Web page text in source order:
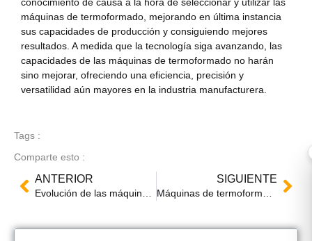
conocimiento de causa a la hora de seleccionar y utilizar las
máquinas de termoformado, mejorando en última instancia
sus capacidades de producción y consiguiendo mejores
resultados. A medida que la tecnología siga avanzando, las
capacidades de las máquinas de termoformado no harán
sino mejorar, ofreciendo una eficiencia, precisión y
versatilidad aún mayores en la industria manufacturera.
Tags :
Comparte esto :
ANTERIOR SIGUIENTE